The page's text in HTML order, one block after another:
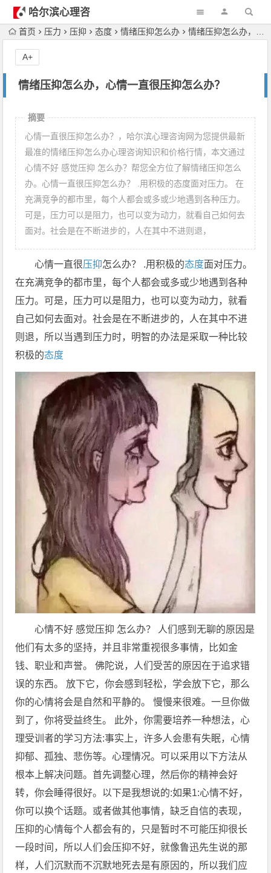
哈尔滨心理咨
询首页 压力 压抑 态度 情绪压抑怎么办 情绪压抑怎么办，心情一直很压抑怎么办？
情绪压抑怎么办，心情一直很压抑怎么办？
A+
摘要
心情一直很压抑怎么办？，哈尔滨心理咨询网为您提供最新
最准的情绪压抑怎么办心理咨询知识和价格行情，本文通过
心情不好 感觉压抑 怎么办？帮您全方位了解情绪压抑怎么
办。心情一直很压抑怎么办？ .用积极的态度面对压力。 在
充满竞争的都市里，每个人都会或多或少地遇到各种压力。
可是，压力可以是阻力，也可以变为动力，就看自己如何去
面对。社会是在不断进步的，人在其中不进则退，
心情一直很压抑怎么办？ .用积极的态度面对压力。
在充满竞争的都市里，每个人都会或多或少地遇到各种
压力。可是，压力可以是阻力，也可以变为动力，就看
自己如何去面对。社会是在不断进步的，人在其中不进
则退，所以当遇到压力时，明智的办法是采取一种比较
积极的态度
心情不好 感觉压抑 怎么办？ 人们感到无聊的原因是
他们有太多的坚持，并且非常重视很多事情，比如金
钱、职业和声誉。 佛陀说，人们受苦的原因在于追求错
误的东西。 放下它，你会感到轻松，学会放下它，那么
你的心情将会是自然和平静的。 慢慢来很难。一旦你做
到了，你将受益终生。 此外，你需要培养一种想法，心
理受训者的学习方法:事实上，许多人会患有失眠，心情
抑郁、孤独、悲伤等。心理情况。可以采用以下方法从
根本上解决问题。首先调整心理，然后你的精神会好
转，你会睡得很好。以下是我想说的:如果1:心情不好，
你可以换个话题。或者做其他事情，缺乏自信的表现，
压抑的心情每个人都会有的，只是暂时不可能压抑很长
一段时间，所以人们会压抑不好，就像鲁迅先生说的那
样，人们沉默而不沉默地死去是有原因的，所以我们应